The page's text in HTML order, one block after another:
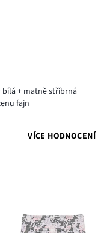
bílá + matně stříbrná
fajn
VÍCE HODNOCENÍ